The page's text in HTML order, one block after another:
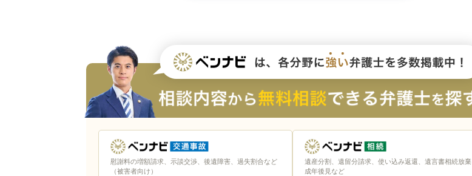
弁護士費用を詳しく聞いておく
札幌で法律問題を解決するときの弁護士の選び方
解決したい分野に注力している弁護士
相談方法を選べる弁護士｜オンライン面談やLINE相談など
依頼者の意向を尊重してくれる弁護士
慰謝料の増額請求、示談交渉、後遺障害、過失割合など
（被害者向け）
遺産分割、遺留分請求、使い込み返還、遺言書相続放棄
成年後見など